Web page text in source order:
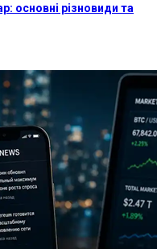
основні різновиди та